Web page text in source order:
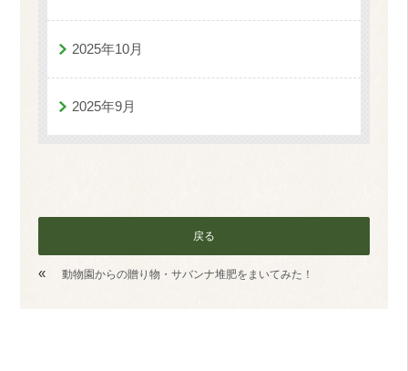
2025年10月
2025年9月
戻る
« 動物園からの贈り物・サバンナ堆肥をまいてみた！